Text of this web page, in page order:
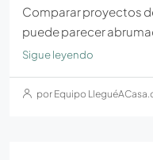
Comparar proyectos
puede parecer
Sigue leyendo
por Equipo